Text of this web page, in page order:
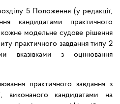
5 Положення (у редакції,
кандидатами практичного
кожне модельне судове рішення
практичного завдання типу 2
вказівками з оцінювання
практичного завдання з
виконаного кандидатами на